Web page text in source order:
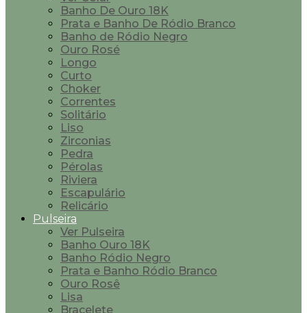
Banho De Ouro 18K
Prata e Banho De Ródio Branco
Banho de Ródio Negro
Ouro Rosé
Longo
Curto
Choker
Correntes
Solitário
Liso
Zirconias
Pedra
Pérolas
Riviera
Escapulário
Relicário
Pulseira
Ver Pulseira
Banho Ouro 18K
Banho Ródio Negro
Prata e Banho Ródio Branco
Ouro Rosê
Lisa
Bracelete